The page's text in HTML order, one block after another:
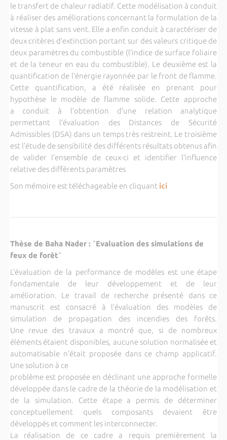
le transfert de chaleur radiatif. Cette modélisation à conduit
à réaliser des améliorations concernant la formulation de la
vitesse à plat sans vent. Elle a enfin conduit à caractériser de
deux critères d’extinction portant sur des valeurs critique de
deux paramètres du combustible (l’indice de surface foliaire
et de la teneur en eau du combustible). Le deuxième est la
quantification de l’énergie rayonnée par le front de flamme.
Cette quantification, a été réalisée en prenant pour
hypothèse le modèle de flamme solide. Cette approche
a conduit à l’obtention d’une relation analytique
permettant l’évaluation des Distances de Sécurité
Admissibles (DSA) dans un temps très restreint. Le troisième
est l’étude de sensibilité des différents résultats obtenus afin
de valider l’ensemble de ceux-ci et identifier l’influence
relative des différents paramètres
Son mémoire est téléchageable en cliquant ici
Thèse de Baha Nader : "Evaluation des simulations de
feux de forêt"
L’évaluation de la performance de modèles est une étape
fondamentale de leur développement et de leur
amélioration. Le travail de recherche présenté dans ce
manuscrit est consacré à l’évaluation des modèles de
simulation de propagation des incendies des forêts.
Une revue des travaux a montré que, si de nombreux
éléments étaient disponibles, aucune solution normalisée et
automatisable n’était proposée dans ce champ applicatif.
Une solution à ce
problème est proposée en déclinant une approche formelle
développée dans le cadre de la théorie de la modélisation et
de la simulation. Cette étape a permis de déterminer
conceptuellement quels composants devaient être
développés et comment les interconnecter.
La réalisation de ce cadre a requis premièrement la